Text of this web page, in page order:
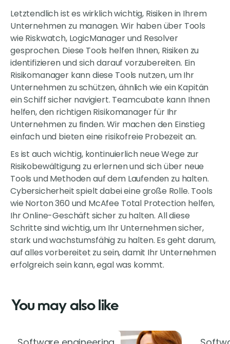
Letztendlich ist es wirklich wichtig, Risiken in Ihrem
Unternehmen zu managen. Wir haben über Tools
wie Riskwatch, LogicManager und Resolver
gesprochen. Diese Tools helfen Ihnen, Risiken zu
identifizieren und sich darauf vorzubereiten. Ein
Risikomanager kann diese Tools nutzen, um Ihr
Unternehmen zu schützen, ähnlich wie ein Kapitän
ein Schiff sicher navigiert. Teamcubate kann Ihnen
helfen, den richtigen Risikomanager für Ihr
Unternehmen zu finden. Wir machen den Einstieg
einfach und bieten eine risikofreie Probezeit an.
Es ist auch wichtig, kontinuierlich neue Wege zur
Risikobewältigung zu erlernen und sich über neue
Tools und Methoden auf dem Laufenden zu halten.
Cybersicherheit spielt dabei eine große Rolle. Tools
wie Norton 360 und McAfee Total Protection helfen,
Ihr Online-Geschäft sicher zu halten. All diese
Schritte sind wichtig, um Ihr Unternehmen sicher,
stark und wachstumsfähig zu halten. Es geht darum,
auf alles vorbereitet zu sein, damit Ihr Unternehmen
erfolgreich sein kann, egal was kommt.
You may also like